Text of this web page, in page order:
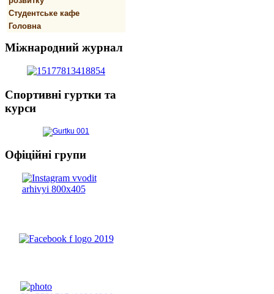
Студентське кафе
Головна
Міжнародний журнал
Спортивнi гуртки та
курси
Офіційні групи